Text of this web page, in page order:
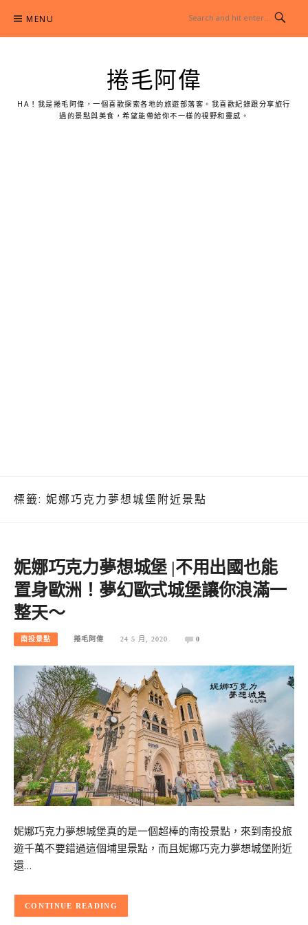
content
MENU
捲毛阿偉
HA！我是捲毛阿偉，一個喜歡探索各地的旅遊部落客。我喜歡紀錄跟分享旅行
過的景點與美食，希望能帶給你不一樣的視野和靈感。
標籤: 妮娜巧克力夢想城堡附近景點
妮娜巧克力夢想城堡 |不用出國也能
置身歐洲！夢幻歐式城堡讓你浪滿一
整天～
南投景點 捲毛阿偉 24 5 月, 2020 0
妮娜巧克力夢想城堡真的是一個超棒的南投景點，來到南投旅
遊千萬不要錯過這個埔里景點，而且妮娜巧克力夢想城堡附近
還…
CONTINUE READING